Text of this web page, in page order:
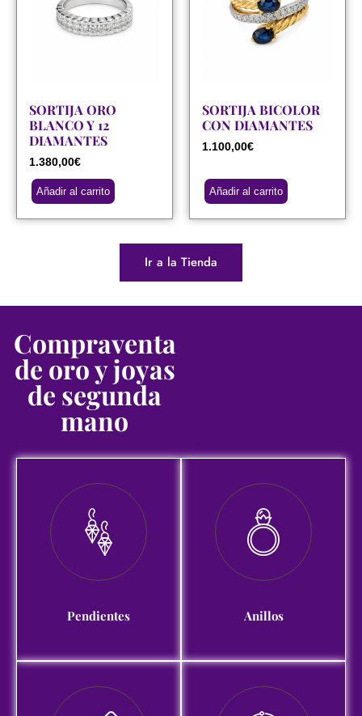
SORTIJA ORO
BLANCO Y 12
DIAMANTES
1.380,00€
Añadir al carrito
SORTIJA BICOLOR
CON DIAMANTES
1.100,00€
Añadir al carrito
Ir a la Tienda
Compraventa
de oro y joyas
de segunda
mano
Pendientes Anillos